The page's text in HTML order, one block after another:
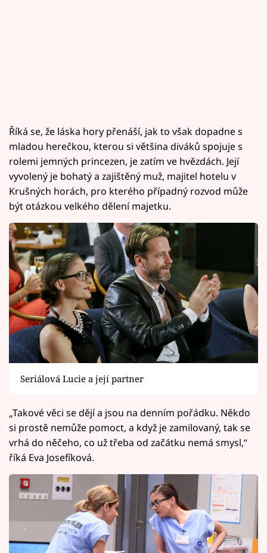
Říká se, že láska hory přenáší, jak to však dopadne s
mladou herečkou, kterou si většina diváků spojuje s
rolemi jemných princezen, je zatím ve hvězdách. Její
vyvolený je bohatý a zajištěný muž, majitel hotelu v
Krušných horách, pro kterého případný rozvod může
být otázkou velkého dělení majetku.
Seriálová Lucie a její partner
„Takové věci se dějí a jsou na denním pořádku. Někdo
si prostě nemůže pomoct, a když je zamilovaný, tak se
vrhá do něčeho, co už třeba od začátku nemá smysl,“
říká Eva Josefíková.